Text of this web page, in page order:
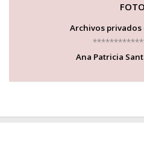
Archivos
Ana Patricia